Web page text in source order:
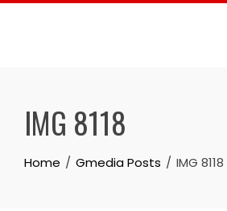
Skip
IMG 8118
Home Gmedia Posts IMG 8118